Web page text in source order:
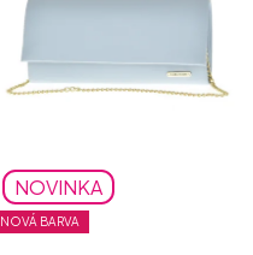
NOVINKA
NOVÁ BARVA